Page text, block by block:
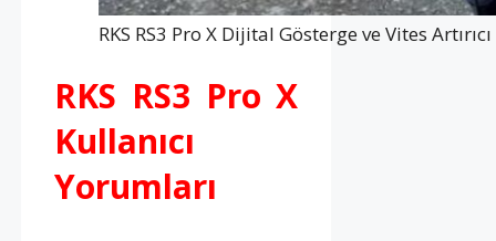
RKS RS3 Pro X Dijital Gösterge ve Vites
RKS RS3 Pro X
Kullanıcı
Yorumları